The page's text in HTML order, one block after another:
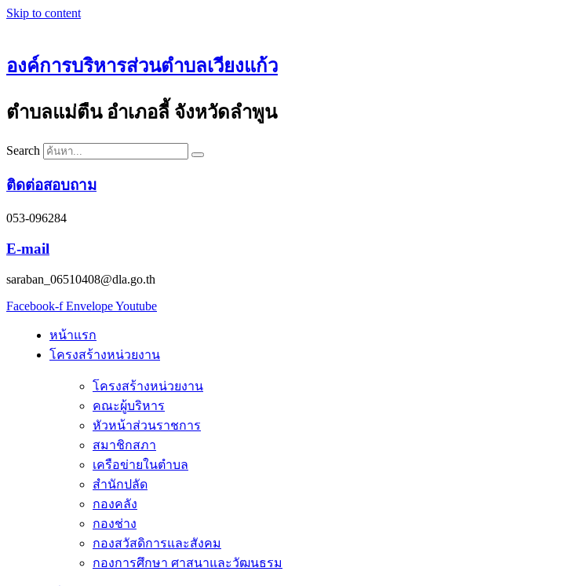
Skip to content
องค์การบริหารส่วนตำบลเวียงแก้ว
ตำบลแม่ตืน อำเภอลี้ จังหวัดลำพูน
Search
ติดต่อสอบถาม
053-096284
E-mail
saraban_06510408@dla.go.th
Facebook-f EnvelopeYoutube
หน้าแรก
โครงสร้างหน่วยงาน
โครงสร้างหน่วยงาน
คณะผู้บริหาร
หัวหน้าส่วนราชการ
สมาชิกสภา
เครือข่ายในตำบล
สำนักปลัด
กองคลัง
กองช่าง
กองสวัสดิการและสังคม
กองการศึกษา ศาสนาและวัฒนธรม